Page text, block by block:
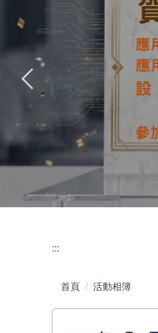
:::
首頁 活動相簿